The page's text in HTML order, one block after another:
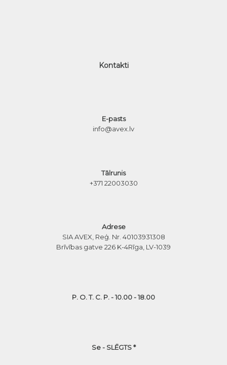
Kontakti
E-pasts
info@avex.lv
Tālrunis
+371 22003030
Adrese
SIA AVEX, Reģ. Nr. 40103931308
Brīvības gatve 226 K-4Rīga, LV-1039
P. O. T. C. P. - 10.00 - 18.00
Se - SLĒGTS *